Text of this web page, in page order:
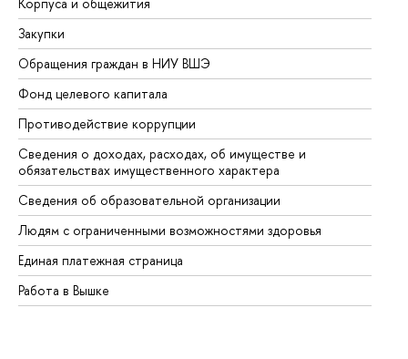
Закупки
Обращения граждан в НИУ ВШЭ
Фонд целевого капитала
Противодействие коррупции
Сведения о доходах, расходах, об имуществе и
обязательствах имущественного характера
Сведения об образовательной организации
Людям с ограниченными возможностями здоровья
Единая платежная страница
Работа в Вышке